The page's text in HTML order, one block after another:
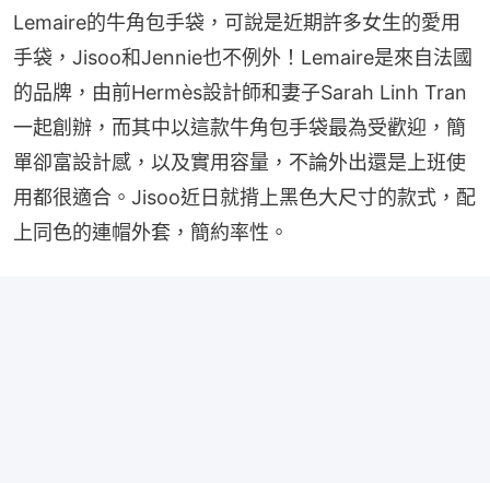
Lemaire的牛角包手袋，可說是近期許多女生的愛用
手袋，Jisoo和Jennie也不例外！Lemaire是來自法國
的品牌，由前Hermès設計師和妻子Sarah Linh Tran
一起創辦，而其中以這款牛角包手袋最為受歡迎，簡
單卻富設計感，以及實用容量，不論外出還是上班使
用都很適合。Jisoo近日就揹上黑色大尺寸的款式，配
上同色的連帽外套，簡約率性。